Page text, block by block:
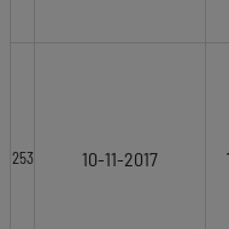
253 10-11-2017